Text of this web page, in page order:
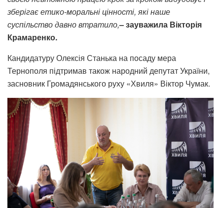
зберігає етико-моральні цінності, які наше
суспільство давно втратило,– зауважила Вікторія
Крамаренко.
Кандидатуру Олексія Станька на посаду мера
Тернополя підтримав також народний депутат України,
засновник Громадянського руху «Хвиля» Віктор Чумак.